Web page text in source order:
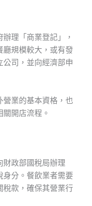
理「商業登記」，
規模較大，或有發
公司，並向經濟部申
營業的基本資格，也
開店流程。
財政部國稅局辦理
身分。餐飲業者需要
稅款，確保其營業行